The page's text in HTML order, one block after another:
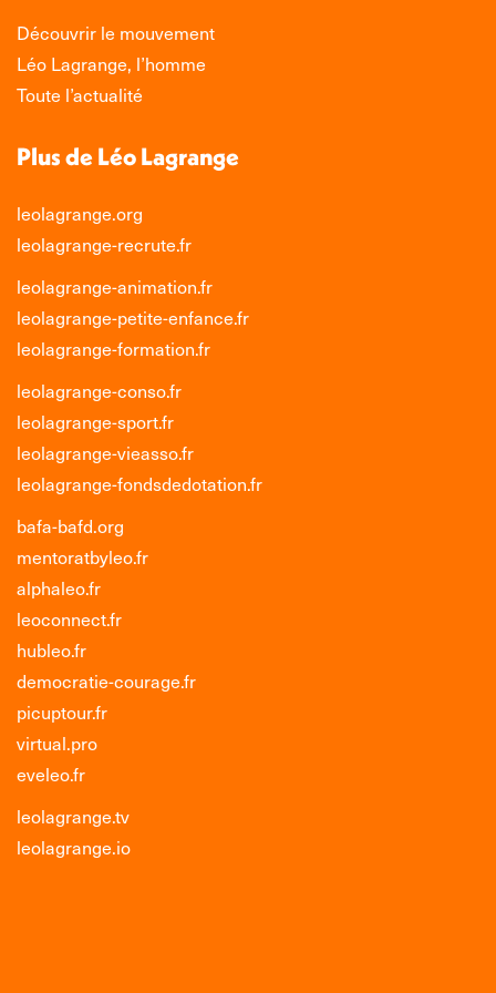
Découvrir le mouvement
Léo Lagrange, l’homme
Toute l’actualité
Plus de Léo Lagrange
leolagrange.org
leolagrange-recrute.fr
leolagrange-animation.fr
leolagrange-petite-enfance.fr
leolagrange-formation.fr
leolagrange-conso.fr
leolagrange-sport.fr
leolagrange-vieasso.fr
leolagrange-fondsdedotation.fr
bafa-bafd.org
mentoratbyleo.fr
alphaleo.fr
leoconnect.fr
hubleo.fr
democratie-courage.fr
picuptour.fr
virtual.pro
eveleo.fr
leolagrange.tv
leolagrange.io